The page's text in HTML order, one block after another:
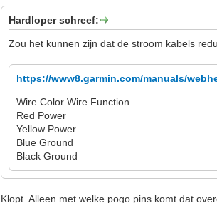
Hardloper schreef:
Zou het kunnen zijn dat de stroom kabels
https://www8.garmin.com/manuals/
Wire Color Wire Function
Red Power
Yellow Power
Blue Ground
Black Ground
Klopt. Alleen met welke pogo pins komt dat